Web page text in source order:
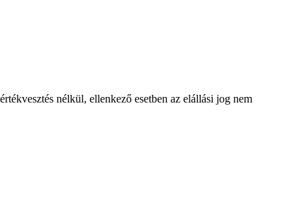
nélkül, ellenkező esetben az elállási jog nem